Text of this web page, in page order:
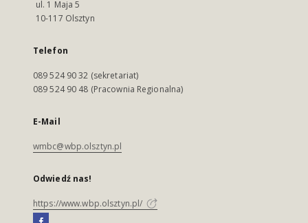
ul. 1 Maja 5
10-117 Olsztyn
Telefon
089 524 90 32 (sekretariat)
089 524 90 48 (Pracownia Regionalna)
E-Mail
wmbc@wbp.olsztyn.pl
Odwiedź nas!
https://www.wbp.olsztyn.pl/